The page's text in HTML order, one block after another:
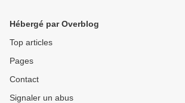
Hébergé par Overblog
Top articles
Pages
Contact
Signaler un abus